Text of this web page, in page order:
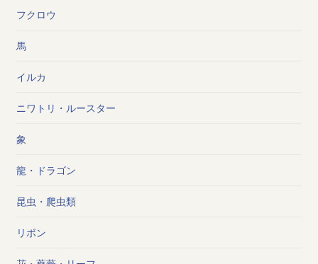
フクロウ
馬
イルカ
ニワトリ・ルースター
象
龍・ドラゴン
昆虫・爬虫類
リボン